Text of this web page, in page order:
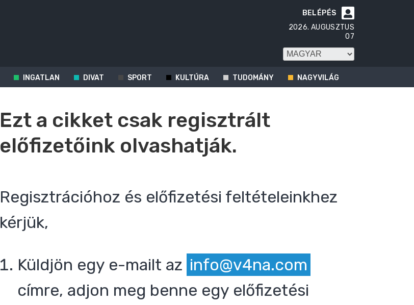

BELÉPÉS
2026. AUGUSZTUS
07
INGATLAN DIVAT SPORT KULTÚRA TUDOMÁNY NAGYVILÁG
Ezt a cikket csak regisztrált
előfizetőink olvashatják.
Regisztrációhoz és előfizetési feltételeinkhez
kérjük,
Küldjön egy e-mailt az info@v4na.com
címre, adjon meg benne egy előfizetési